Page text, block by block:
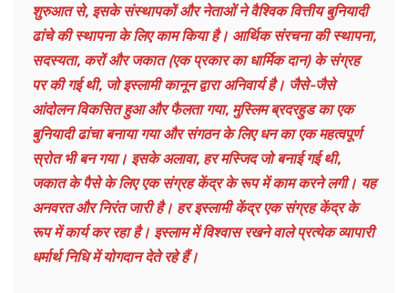
शुरुआत से, इसके संस्थापकों और नेताओं ने वैश्विक वित्तीय बुनियादी
ढांचे की स्थापना के लिए काम किया है। आर्थिक संरचना कीस्थापना,
सदस्यता, करों और जकात (एक प्रकार का धार्मिक दान) के संग्रह
पर की गई थी, जो इस्लामी कानून द्वारा अनिवार्य है। जैसे-जैसे
आंदोलन विकसित हुआ और फैलता गया, मुस्लिम ब्रदरहुड का एक
बुनियादी ढांचा बनाया गया और संगठन के लिए धन का एक महत्वपूर्ण
स्रोत भी बन गया। इसके अलावा, हर मस्जिद जो बनाई गई थी,
जकात के पैसे के लिए एक संग्रह केंद्र के रूप में काम करने लगी। यह
अनवरत और निरंत जारी है। हर इस्लामी केंद्र एक संग्रह केंद्र के
रूप में कार्य कर रहा है। इस्लाम में विश्वास रखने वाले प्रत्येक व्यापारी
धर्मार्थ निधि में योगदान देते रहे हैं।